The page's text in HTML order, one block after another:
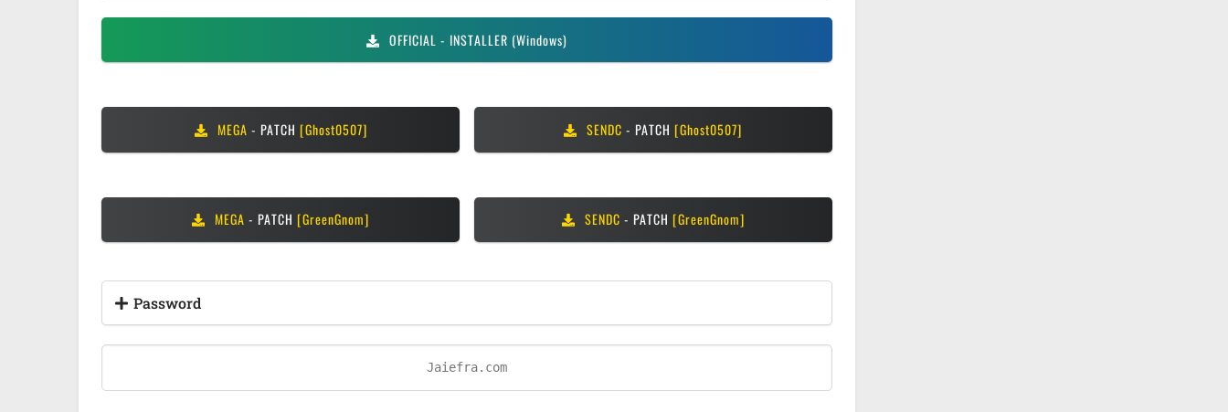
OFFICIAL - INSTALLER (Windows)
MEGA - PATCH [Ghost0507] SENDC - PATCH[Ghost0507]
MEGA - PATCH[GreenGnom] SENDC - PATCH [GreenGnom]
Password
Jaiefra.com